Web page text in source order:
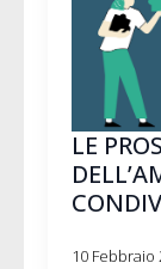
LE
10 Febbraio